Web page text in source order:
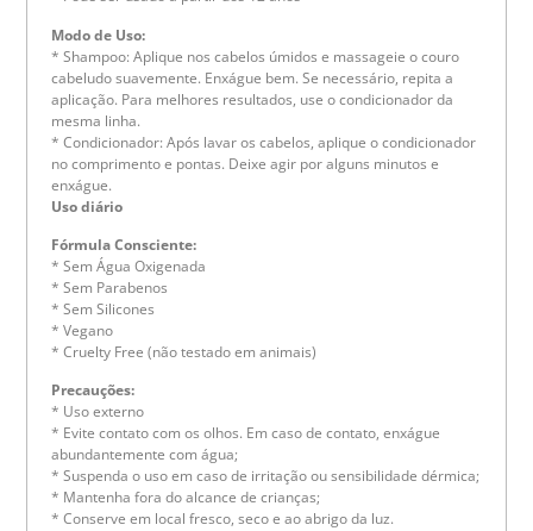
Modo de Uso:
* Shampoo: Aplique nos cabelos úmidos e massageie o couro
cabeludo suavemente. Enxágue bem. Se necessário, repita a
aplicação. Para melhores resultados, use o condicionador da
mesma linha.
* Condicionador: Após lavar os cabelos, aplique o condicionador
no comprimento e pontas. Deixe agir por alguns minutos e
enxágue.
Uso diário
Fórmula Consciente:
* Sem Água Oxigenada
* Sem Parabenos
* Sem Silicones
* Vegano
* Cruelty Free (não testado em animais)
Precauções:
* Uso externo
* Evite contato com os olhos. Em caso de contato, enxágue
abundantemente com água;
* Suspenda o uso em caso de irritação ou sensibilidade dérmica;
* Mantenha fora do alcance de crianças;
* Conserve em local fresco, seco e ao abrigo da luz.